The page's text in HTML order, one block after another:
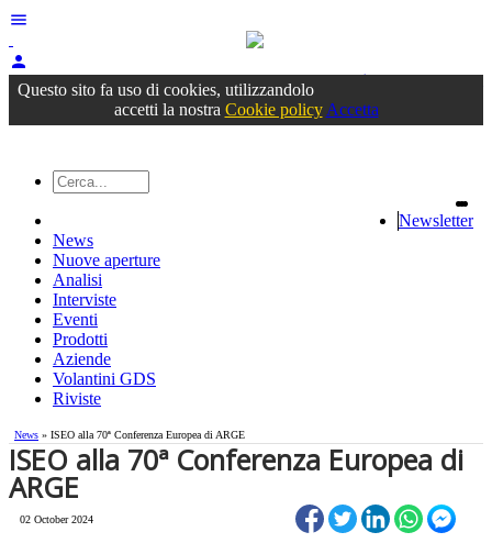
menu
person
Accedioppure registrati
Questo sito fa uso di cookies, utilizzandolo
accetti la nostra Cookie policy Accetta
Newsletter
News
Nuove aperture
Analisi
Interviste
Eventi
Prodotti
Aziende
Volantini GDS
Riviste
News » ISEO alla 70ª Conferenza Europea di ARGE
ISEO alla 70ª Conferenza Europea di
ARGE
02 October 2024